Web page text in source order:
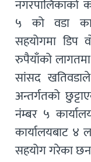
नगरपालिकाको
५ को वडा
सहयोगमा डिप
रुपैयाँको लागतमा
सांसद खतिवडाले
अन्तर्गतको
नंम्बर ५
कार्यालयबाट ४
सहयोग गरेका